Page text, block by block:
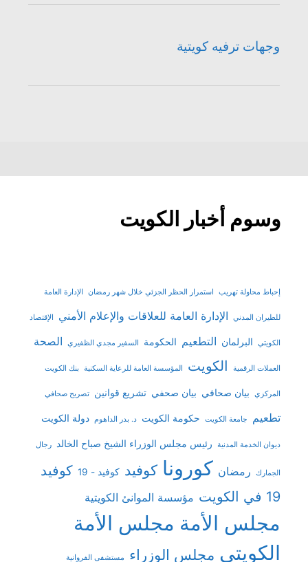
وجهات ترفيه كويتية
وسوم أخبار الكويت
إحباط محاولة تهريب استمرار الحظر الجزئي خلال شهر رمضان الإدارة العامة
للطيران المدني الإدارة العامة للعلاقات والإعلام الأمني الإقتصاد
الكويتي البرلمان التطعيم الحكومة السفير مجدي الظفيري الصحة
العملات الرقمية الكويت المؤسسة العامة للرعاية السكنية بنك الكويت
المركزي بيان صحافي بيان صحفي تشريع قوانين تصريح صحافي
تطعيم جامعة الكويت حكومة الكويت د. بدر الداهوم دولة الكويت
ديوان الخدمة المدنية رئيس مجلس الوزراء الشيخ صباح الخالد رجال
الجمارك رمضان كورونا كوفيد كوفيد - 19
كوفيد
19 في الكويت
مؤسسة الموانئ الكويتية
مجلس الأمة مجلس الأمة
الكويتي مجلس الوزراء مستشفى الفروانية